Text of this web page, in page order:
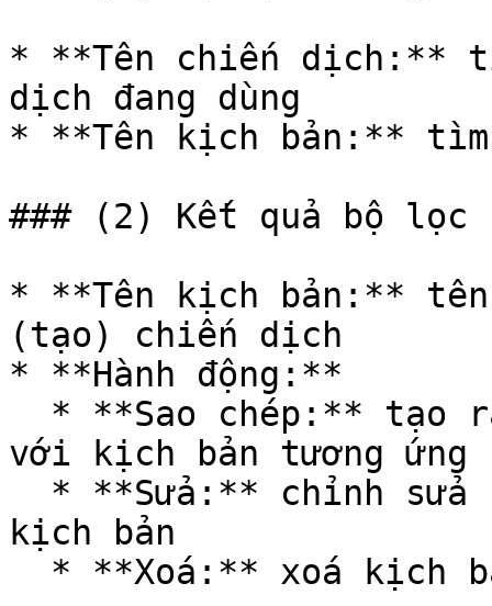
* **Tên chiến dịch:**
dịch đang dùng
* **Tên kịch bản:**
### (2) Kết quả bộ lọc
* **Tên kịch bản:**
(tạo) chiến dịch
* **Hành động:**
với kịch bản tương ứng
kịch bản